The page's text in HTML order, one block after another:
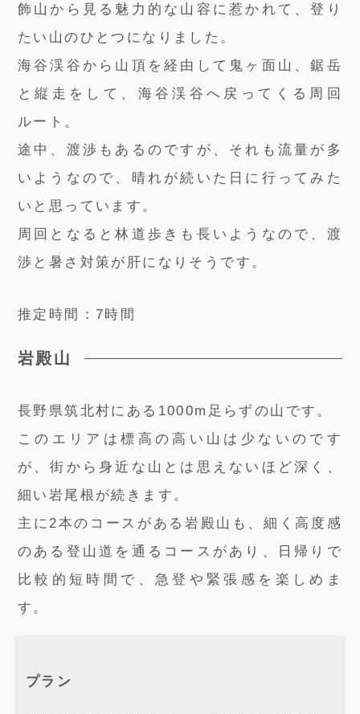
飾山から見る魅力的な山容に惹かれて、登り
たい山のひとつになりました。
海谷渓谷から山頂を経由して鬼ヶ面山、鋸岳
と縦走をして、海谷渓谷へ戻ってくる周回
ルート。
途中、渡渉もあるのですが、それも流量が多
いようなので、晴れが続いた日に行ってみた
いと思っています。
周回となると林道歩きも長いようなので、渡
渉と暑さ対策が肝になりそうです。
推定時間：7時間
岩殿山
長野県筑北村にある1000m足らずの山です。
このエリアは標高の高い山は少ないのです
が、街から身近な山とは思えないほど深く、
細い岩尾根が続きます。
主に2本のコースがある岩殿山も、細く高度感
のある登山道を通るコースがあり、日帰りで
比較的短時間で、急登や緊張感を楽しめま
す。
プラン